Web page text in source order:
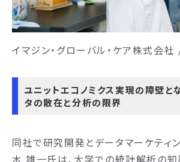
イマジン・グローバル・ケア株式会
ユニットエコノミクス実現の障壁と
タの散在と分析の限界
同社で研究開発とデータマーケティ
木 雄一氏は、大学での統計解析の